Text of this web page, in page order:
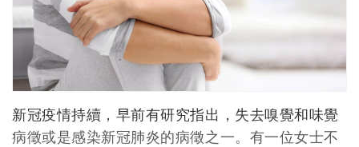
新冠疫情持續，早前有研究指出，失去嗅覺和味覺
病徵或是感染新冠肺炎的病徵之一。有一位女士不